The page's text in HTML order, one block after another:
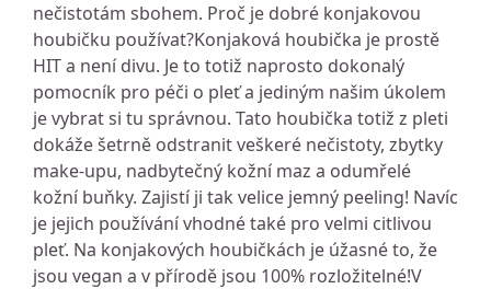
nečistotám sbohem. Proč je dobré konjakovou
houbičku používat?Konjaková houbička je prostě
HIT a není divu. Je to totiž naprosto dokonalý
pomocník pro péči o pleť a jediným našim úkolem
je vybrat si tu správnou. Tato houbička totiž z pleti
dokáže šetrně odstranit veškeré nečistoty, zbytky
make-upu, nadbytečný kožní maz a odumřelé
kožní buňky. Zajistí ji tak velice jemný peeling! Navíc
je jejich používání vhodné také pro velmi citlivou
pleť. Na konjakových houbičkách je úžasné to, že
jsou vegan a v přírodě jsou 100% rozložitelné!V